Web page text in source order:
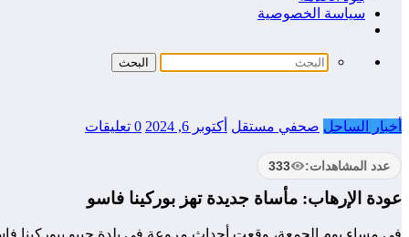
سياسة الخصوصية
أخبار الساحل صحفي مستقل أكتوبر 6, 2024 0 تعليقات
عدد المشاهدات: 333
عودة الإرهاب: مأساة جديدة تهز بوركينا فاسو